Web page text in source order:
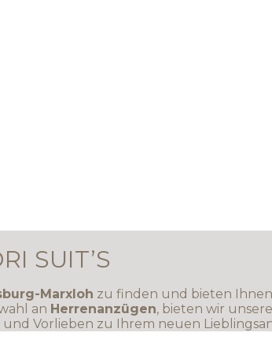
SUIT’S
Marxloh zu finden und bieten
an Herrenanzügen, bieten wir
und Vorlieben zu Ihrem neuen